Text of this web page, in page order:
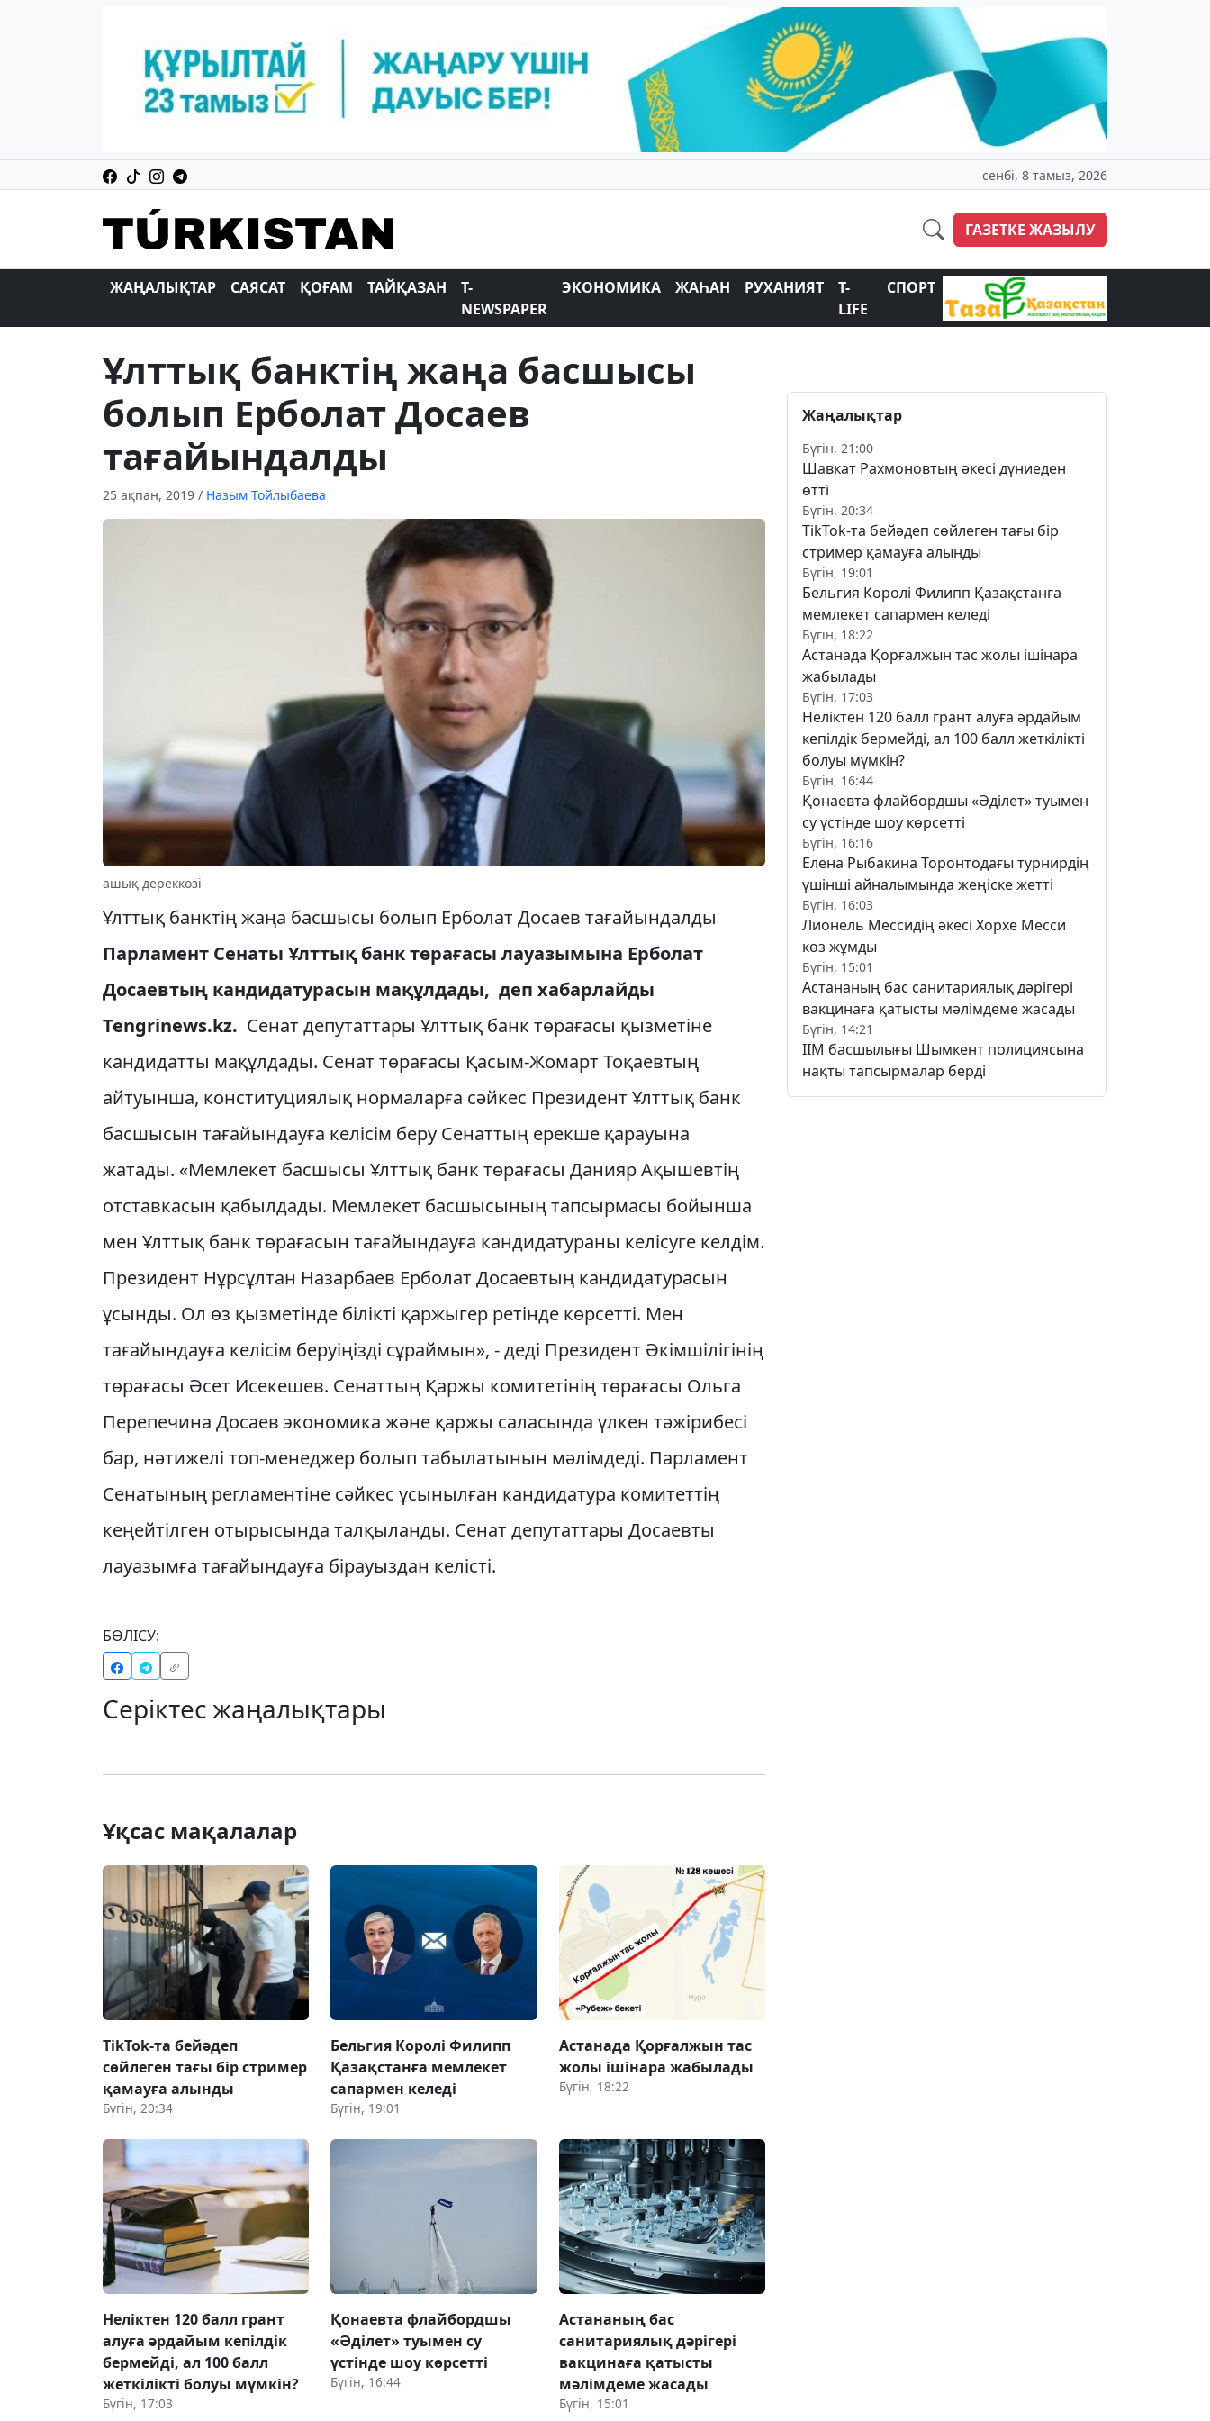
сенбі, 8 тамыз, 2026
ГАЗЕТКЕ ЖАЗЫЛУ
ЖАҢАЛЫҚТАР САЯСАТ ҚОҒАМ ТАЙҚАЗАН
T-
NEWSPAPER
ЭКОНОМИКА ЖАҺАН РУХАНИЯТ
T-
LIFE
СПОРТ
Ұлттық банктің жаңа басшысы
болып Ерболат Досаев
тағайындалды
25 ақпан, 2019 / Назым Тойлыбаева
ашық дереккөзі
Ұлттық банктің жаңа басшысы болып Ерболат Досаев тағайындалды
Парламент Сенаты Ұлттық банк төрағасы лауазымына Ерболат
Досаевтың кандидатурасын мақұлдады, деп хабарлайды
Tengrinews.kz. Сенат депутаттары Ұлттық банк төрағасы қызметіне
кандидатты мақұлдады. Сенат төрағасы Қасым-Жомарт Тоқаевтың
айтуынша, конституциялық нормаларға сәйкес Президент Ұлттық банк
басшысын тағайындауға келісім беру Сенаттың ерекше қарауына
жатады. «Мемлекет басшысы Ұлттық банк төрағасы Данияр Ақышевтің
отставкасын қабылдады. Мемлекет басшысының тапсырмасы бойынша
мен Ұлттық банк төрағасын тағайындауға кандидатураны келісуге келдім.
Президент Нұрсұлтан Назарбаев Ерболат Досаевтың кандидатурасын
ұсынды. Ол өз қызметінде білікті қаржыгер ретінде көрсетті. Мен
тағайындауға келісім беруіңізді сұраймын», - деді Президент Әкімшілігінің
төрағасы Әсет Исекешев. Сенаттың Қаржы комитетінің төрағасы Ольга
Перепечина Досаев экономика және қаржы саласында үлкен тәжірибесі
бар, нәтижелі топ-менеджер болып табылатынын мәлімдеді. Парламент
Сенатының регламентіне сәйкес ұсынылған кандидатура комитеттің
кеңейтілген отырысында талқыланды. Сенат депутаттары Досаевты
лауазымға тағайындауға бірауыздан келісті.
БӨЛІСУ:
Серіктес жаңалықтары
Ұқсас мақалалар
TikTok-та бейәдеп
сөйлеген тағы бір стример
қамауға алынды
Бүгін, 20:34
Бельгия Королі Филипп
Қазақстанға мемлекет
сапармен келеді
Бүгін, 19:01
Астанада Қорғалжын тас
жолы ішінара жабылады
Бүгін, 18:22
Неліктен 120 балл грант
алуға әрдайым кепілдік
бермейді, ал 100 балл
жеткілікті болуы мүмкін?
Бүгін, 17:03
Қонаевта флайбордшы
«Әділет» туымен су
үстінде шоу көрсетті
Бүгін, 16:44
Астананың бас
санитариялық дәрігері
вакцинаға қатысты
мәлімдеме жасады
Бүгін, 15:01
Жаңалықтар
Бүгін, 21:00
Шавкат Рахмоновтың әкесі дүниеден
өтті
Бүгін, 20:34
TikTok-та бейәдеп сөйлеген тағы бір
стример қамауға алынды
Бүгін, 19:01
Бельгия Королі Филипп Қазақстанға
мемлекет сапармен келеді
Бүгін, 18:22
Астанада Қорғалжын тас жолы ішінара
жабылады
Бүгін, 17:03
Неліктен 120 балл грант алуға әрдайым
кепілдік бермейді, ал 100 балл жеткілікті
болуы мүмкін?
Бүгін, 16:44
Қонаевта флайбордшы «Әділет» туымен
су үстінде шоу көрсетті
Бүгін, 16:16
Елена Рыбакина Торонтодағы турнирдің
үшінші айналымында жеңіске жетті
Бүгін, 16:03
Лионель Мессидің әкесі Хорхе Месси
көз жұмды
Бүгін, 15:01
Астананың бас санитариялық дәрігері
вакцинаға қатысты мәлімдеме жасады
Бүгін, 14:21
ІІМ басшылығы Шымкент полициясына
нақты тапсырмалар берді